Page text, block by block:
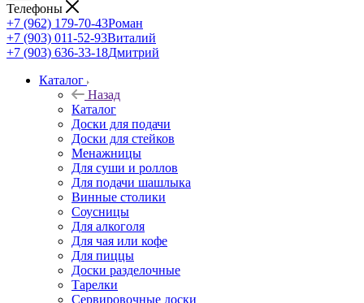
Телефоны
+7 (962) 179-70-43Роман
+7 (903) 011-52-93Виталий
+7 (903) 636-33-18Дмитрий
Каталог
Назад
Каталог
Доски для подачи
Доски для стейков
Менажницы
Для суши и роллов
Для подачи шашлыка
Винные столики
Соусницы
Для алкоголя
Для чая или кофе
Для пиццы
Доски разделочные
Тарелки
Сервировочные доски